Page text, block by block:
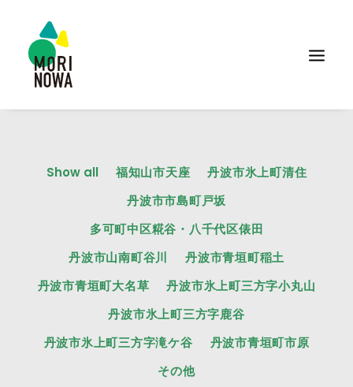
Show all 福知山市天座
丹波市氷上町清住
丹波市市島町戸坂
多可町中区糀谷・八千代区俵田
丹波市山南町谷川
丹波市青垣町稲土
丹波市青垣町大名草
丹波市氷上町三方字小丸山
丹波市氷上町三方字鹿谷
丹波市氷上町三方字滝ケ谷
丹波市青垣町市原
その他